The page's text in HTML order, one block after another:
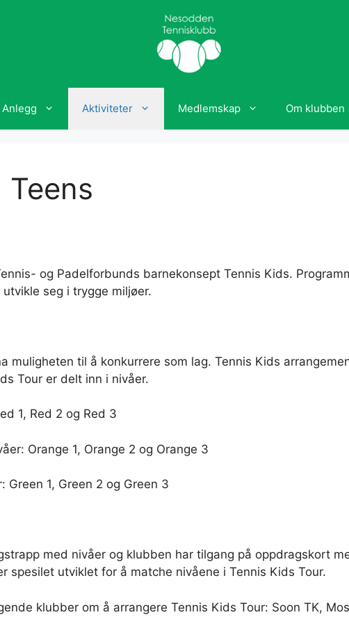
Anlegg Aktiviteter Medlemskap Om klubben
og Padelforbunds barnekonsept Tennis Kids.
seg i trygge miljøer.
muligheten til å konkurrere som lag. Tennis Kids
Tour er delt inn i nivåer.
1, Red 2 og Red 3
Orange 1, Orange 2 og Orange 3
Green 1, Green 2 og Green 3
med nivåer og klubben har tilgang på oppdragskort
spesilet utviklet for å matche nivåene i Tennis Kids Tour.
klubber om å arrangere Tennis Kids Tour: Soon TK,